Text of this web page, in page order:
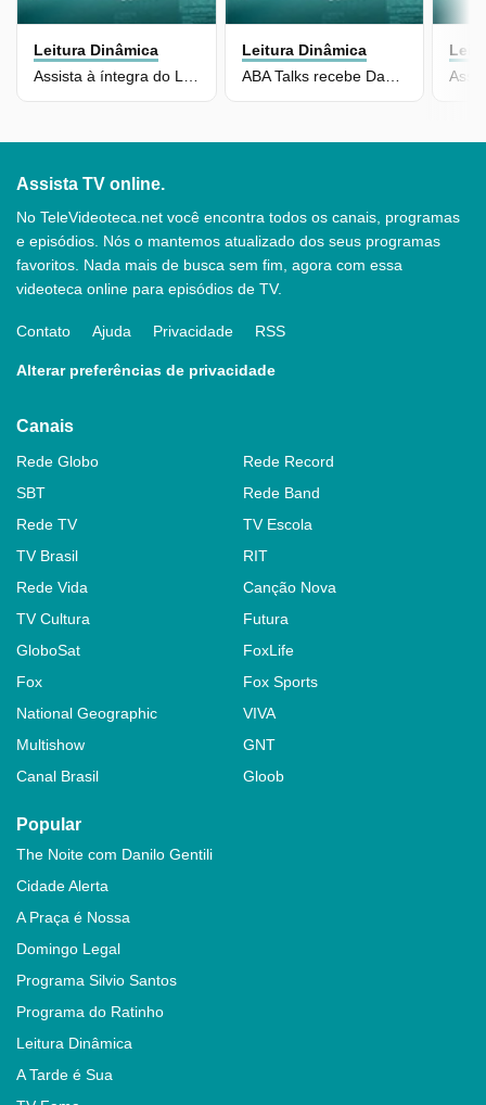
Leitura Dinâmica
Leitura Dinâmica
Assista TV online.
No TeleVideoteca.net você encontra todos os canais, programas
e episódios. Nós o mantemos atualizado dos seus programas
favoritos. Nada mais de busca sem fim, agora com essa
videoteca online para episódios de TV.
Contato Ajuda Privacidade RSS
Alterar preferências de privacidade
Canais
Rede Globo
Rede Record
SBT
Rede Band
Rede TV
TV Escola
TV Brasil
RIT
Rede Vida
Canção Nova
TV Cultura
Futura
GloboSat
FoxLife
Fox
Fox Sports
National Geographic
VIVA
Multishow
GNT
Canal Brasil
Gloob
Popular
The Noite com Danilo Gentili
Cidade Alerta
A Praça é Nossa
Domingo Legal
Programa Silvio Santos
Programa do Ratinho
Leitura Dinâmica
A Tarde é Sua